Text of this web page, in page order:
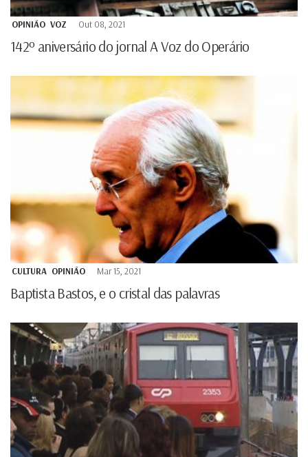
OPINIÃO VOZ Out 08, 2021
142º aniversário do jornal A Voz do Operário
CULTURA OPINIÃO Mar 15, 2021
Baptista Bastos, e o cristal das palavras